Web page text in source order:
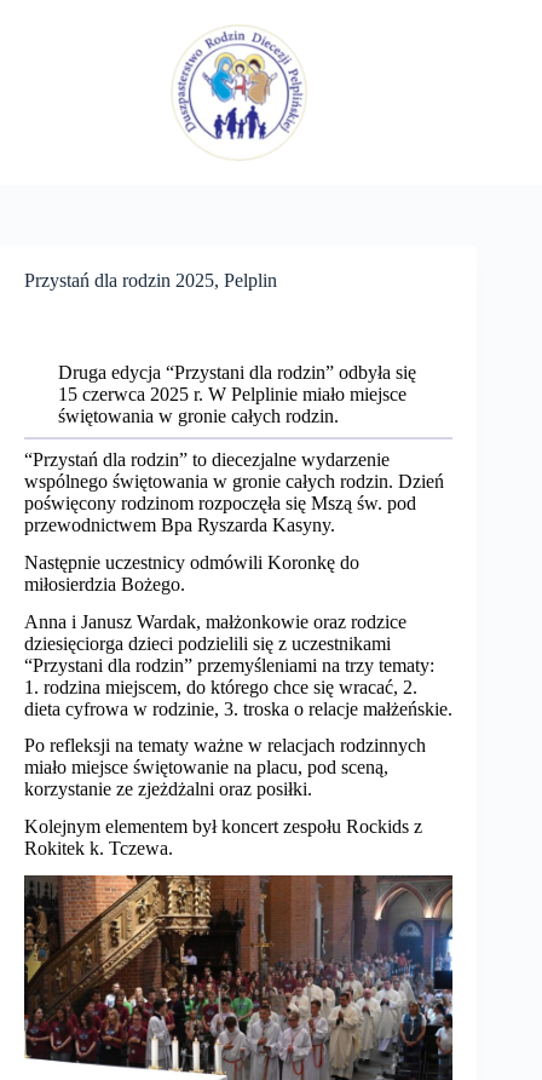
Przystań dla rodzin 2025, Pelplin
Druga edycja “Przystani dla rodzin” odbyła się
15 czerwca 2025 r. W Pelplinie miało miejsce
świętowania w gronie całych rodzin.
“Przystań dla rodzin” to diecezjalne wydarzenie
wspólnego świętowania w gronie całych rodzin. Dzień
poświęcony rodzinom rozpoczęła się Mszą św. pod
przewodnictwem Bpa Ryszarda Kasyny.
Następnie uczestnicy odmówili Koronkę do
miłosierdzia Bożego.
Anna i Janusz Wardak, małżonkowie oraz rodzice
dziesięciorga dzieci podzielili się z uczestnikami
“Przystani dla rodzin” przemyśleniami na trzy tematy:
1. rodzina miejscem, do którego chce się wracać, 2.
dieta cyfrowa w rodzinie, 3. troska o relacje małżeńskie.
Po refleksji na tematy ważne w relacjach rodzinnych
miało miejsce świętowanie na placu, pod sceną,
korzystanie ze zjeżdżalni oraz posiłki.
Kolejnym elementem był koncert zespołu Rockids z
Rokitek k. Tczewa.